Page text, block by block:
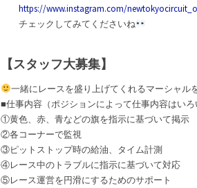
https://www.instagram.com/
チェックしてみてくださいね
【スタッフ大募集】
一緒にレースを盛り上げてくれるマーシャル
■仕事内容（ポジションによって仕事内容はいろ
①黄色、赤、青などの旗を指示に基づいて掲示
②各コーナーで監視
③ピットストップ時の給油、タイム計測
④レース中のトラブルに指示に基づいて対応
⑤レース運営を円滑にするためのサポート